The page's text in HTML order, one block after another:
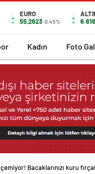
EURO
55,2623 0.45%
Kadın Foto
Bacaklarınızı kuru